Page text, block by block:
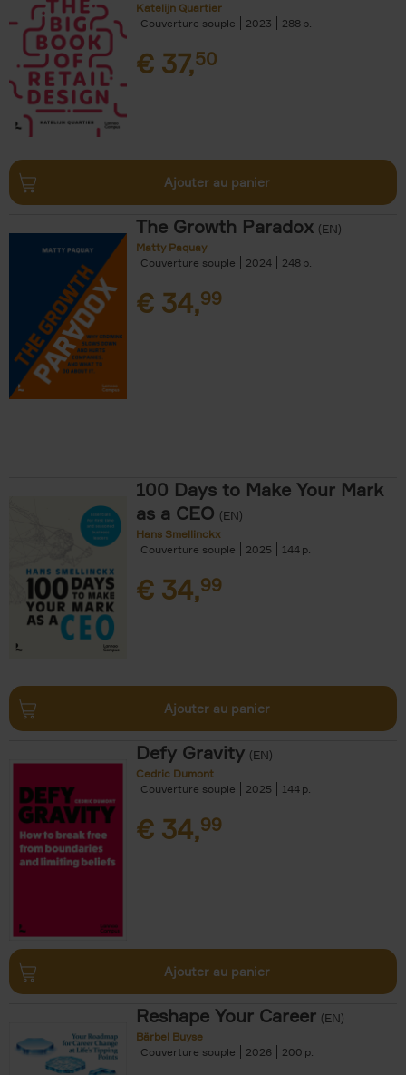
Katelijn Quartier
Couverture souple
2023 288
€ 37,50
Ajouter au panier
The Growth Paradox (EN)
Matty Paquay
Couverture souple
2024 248
€ 34,99
100 Days to Make Your Mark
as a CEO (EN)
Hans Smellinckx
Couverture souple
2025 144
€ 34,99
Ajouter au panier
Defy Gravity (EN)
Cedric Dumont
Couverture souple
2025 144
€ 34,99
Ajouter au panier
Reshape Your Career (EN)
Bärbel Buyse
Couverture souple
2026 200